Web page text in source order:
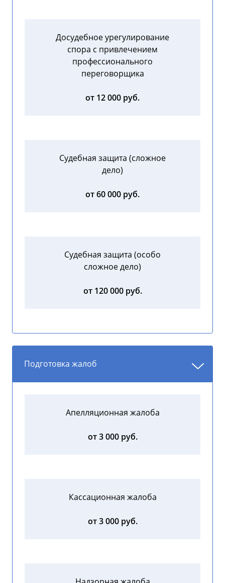
Досудебное урегулирование
спора с привлечением
профессионального
переговорщика
от 12 000 руб.
Судебная защита (сложное
дело)
от 60 000 руб.
Судебная защита (особо
сложное дело)
от 120 000 руб.
Подготовка жалоб
Апелляционная жалоба
от 3 000 руб.
Кассационная жалоба
от 3 000 руб.